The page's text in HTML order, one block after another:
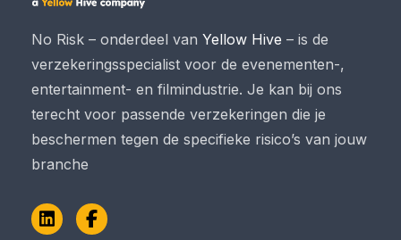
No Risk – onderdeel van Yellow Hive – is de
verzekeringsspecialist voor de evenementen-,
entertainment- en filmindustrie. Je kan bij ons
terecht voor passende verzekeringen die je
beschermen tegen de specifieke risico’s van jouw
branche
LinkedInFacebook